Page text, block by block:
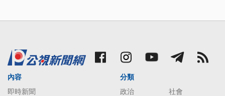
內容
即時新聞
分類
政治
社會